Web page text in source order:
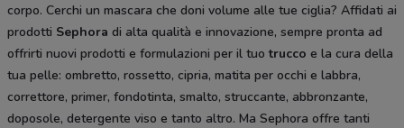
corpo. Cerchi un mascara che doni volume alle tue ciglia? Affidati ai
prodotti Sephora di alta qualità e innovazione, sempre pronta ad
offrirti nuovi prodotti e formulazioni per il tuotrucco e la cura della
tua pelle: ombretto, rossetto, cipria, matita per occhi e labbra,
correttore, primer, fondotinta, smalto, struccante, abbronzante,
doposole, detergente viso e tanto altro. Ma Sephora offre tanti